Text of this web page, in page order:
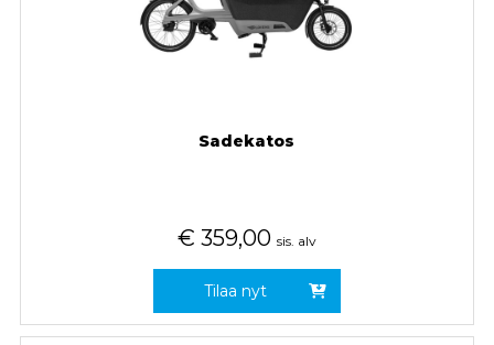
Sadekatos
€ 359,00 sis. alv
Tilaa nyt